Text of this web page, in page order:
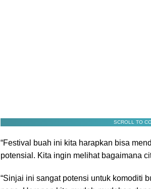
SCROLL TO
“Festival buah ini kita harapkan bisa
potensial. Kita ingin melihat bagaimana
“Sinjai ini sangat potensi untuk komoditi